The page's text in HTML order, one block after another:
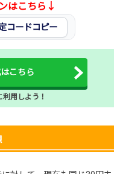
はこちら↓
コードコピー
こちら
用しよう！